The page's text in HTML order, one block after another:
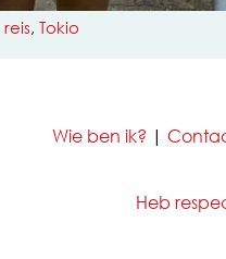
reis, Tokio
Wie ben ik? |
Heb